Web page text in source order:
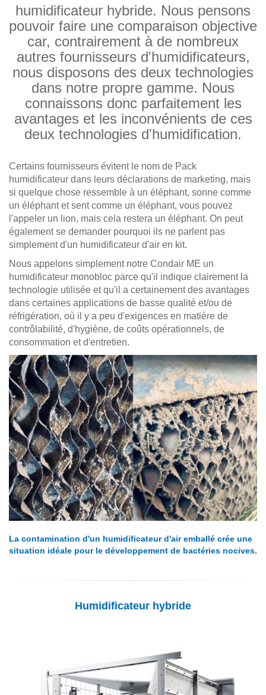
humidificateur hybride. Nous pensons
pouvoir faire une comparaison objective
car, contrairement à de nombreux
autres fournisseurs d'humidificateurs,
nous disposons des deux technologies
dans notre propre gamme. Nous
connaissons donc parfaitement les
avantages et les inconvénients de ces
deux technologies d'humidification.
Certains fournisseurs évitent le nom de Pack
humidificateur dans leurs déclarations de marketing, mais
si quelque chose ressemble à un éléphant, sonne comme
un éléphant et sent comme un éléphant, vous pouvez
l'appeler un lion, mais cela restera un éléphant. On peut
également se demander pourquoi ils ne parlent pas
simplement d'un humidificateur d'air en kit.
Nous appelons simplement notre Condair ME un
humidificateur monobloc parce qu'il indique clairement la
technologie utilisée et qu'il a certainement des avantages
dans certaines applications de basse qualité et/ou de
réfrigération, où il y a peu d'exigences en matière de
contrôlabilité, d'hygiène, de coûts opérationnels, de
consommation et d'entretien.
La contamination d'un humidificateur d'air emballé crée une
situation idéale pour le développement de bactéries nocives.
Humidificateur hybride